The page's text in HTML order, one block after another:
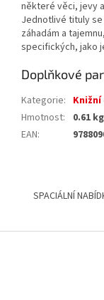
některé věci, jevy
Jednotlivé tituly
záhadám a
specifických, jako
Doplňkové
Kategorie: Knižní
Hmotnost:
0.61 kg
EAN:
SPACIÁLNÍ